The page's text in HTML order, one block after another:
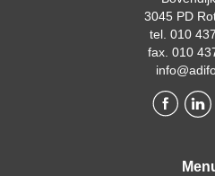
3045 PD
tel. 010
fax. 010